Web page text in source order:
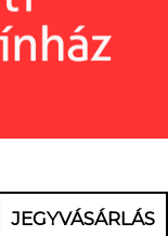
JEGYVÁSÁRLÁS